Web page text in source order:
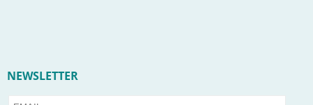
NEWSLETTER